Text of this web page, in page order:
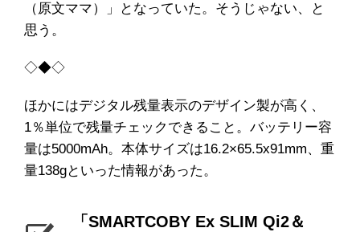
（原文ママ）」となっていた。そうじゃない、と
思う。
◇◆◇
ほかにはデジタル残量表示のデザイン製が高く、
1％単位で残量チェックできること。バッテリー容
量は5000mAh。本体サイズは16.2×65.5x91mm、重
量138gといった情報があった。
「SMARTCOBY Ex SLIM Qi2＆